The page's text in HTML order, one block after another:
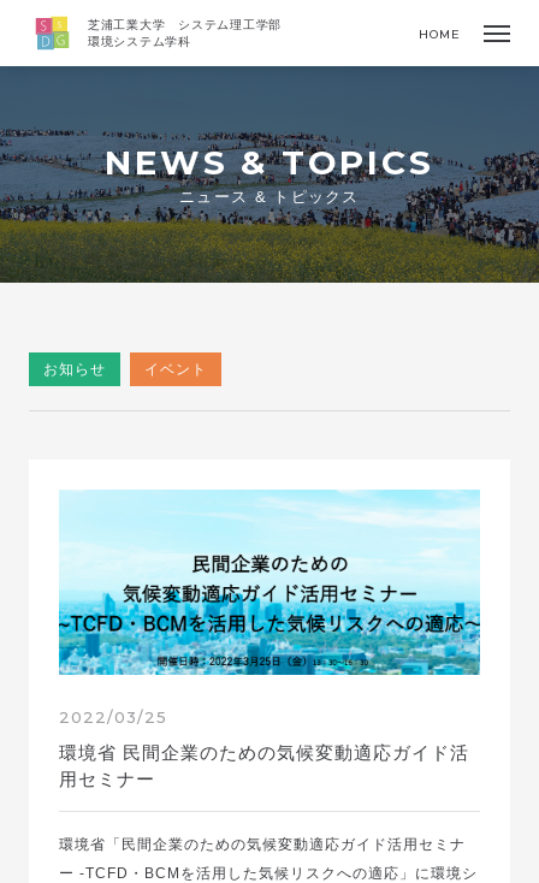
芝浦工業大学 システム理工学部
環境システム学科
HOME
NEWS & TOPICS
ニュース & トピックス
お知らせ イベント
2022/03/25
環境省 民間企業のための気候変動適応ガイド活
用セミナー
環境省「民間企業のための気候変動適応ガイド活用セミナ
ー -TCFD・BCMを活用した気候リスクへの適応」に環境シ